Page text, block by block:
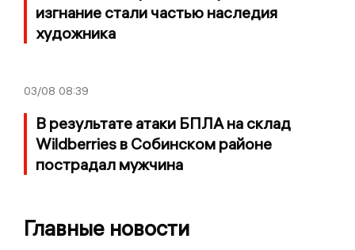
изгнание стали частью наследия
художника
03/08 08:39
В результате атаки БПЛА на склад
Wildberries в Собинском районе
пострадал мужчина
Главные новости